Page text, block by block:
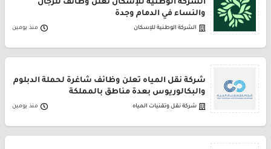
الشركة الوطنية للإسكان تعلن وظائف للرجال
والنساء في الدمام وجدة
الشركة الوطنية للإسكان منذ يومين
شركة نقل المياه تعلن وظائف شاغرة لحملة الدبلوم
والبكالوريوس بعدة مناطق بالمملكة
شركة نقل وتقنيات المياه منذ يومين